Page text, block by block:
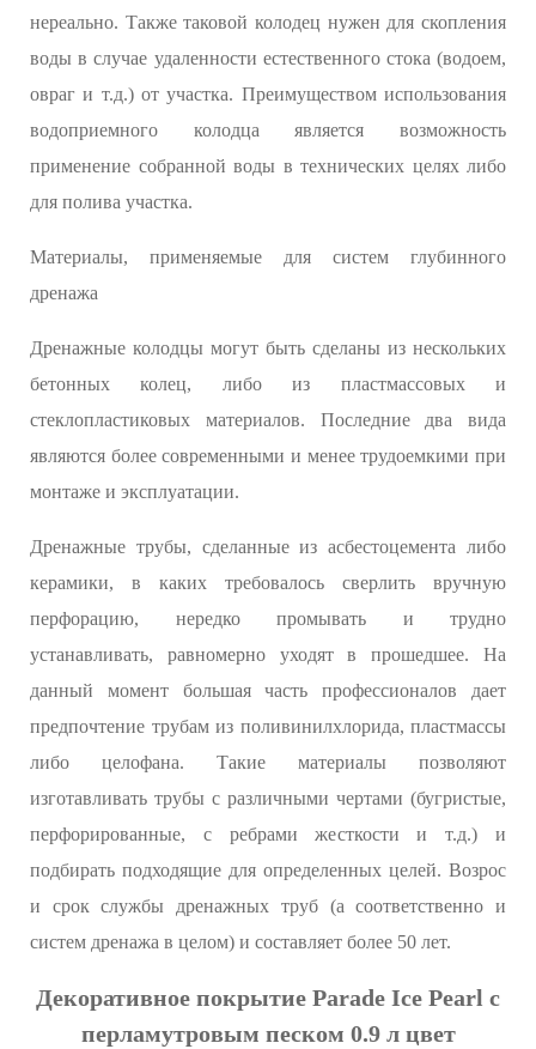
нереально. Также таковой колодец нужен для скопления
воды в случае удаленности естественного стока (водоем,
овраг и т.д.) от участка. Преимуществом использования
водоприемного колодца является возможность
применение собранной воды в технических целях либо
для полива участка.
Материалы, применяемые для систем глубинного
дренажа
Дренажные колодцы могут быть сделаны из нескольких
бетонных колец, либо из пластмассовых и
стеклопластиковых материалов. Последние два вида
являются более современными и менее трудоемкими при
монтаже и эксплуатации.
Дренажные трубы, сделанные из асбестоцемента либо
керамики, в каких требовалось сверлить вручную
перфорацию, нередко промывать и трудно
устанавливать, равномерно уходят в прошедшее. На
данный момент большая часть профессионалов дает
предпочтение трубам из поливинилхлорида, пластмассы
либо целофана. Такие материалы позволяют
изготавливать трубы с различными чертами (бугристые,
перфорированные, с ребрами жесткости и т.д.) и
подбирать подходящие для определенных целей. Возрос
и срок службы дренажных труб (а соответственно и
систем дренажа в целом) и составляет более 50 лет.
Декоративное покрытие Parade Ice Pearl с
перламутровым песком 0.9 л цвет